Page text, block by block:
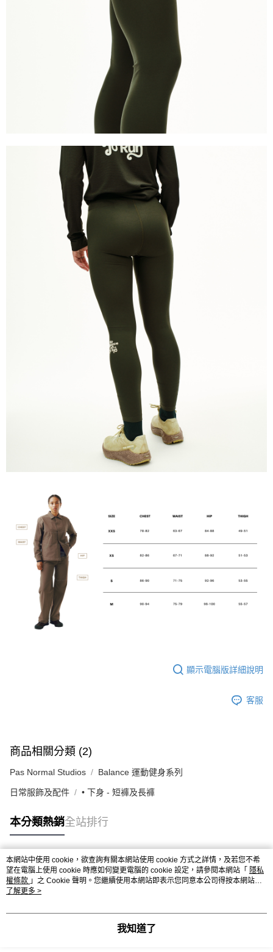
顯示電腦版詳細說明
客服
商品相關分類 (2)
Pas Normal Studios Balance 運動健身系列
日常服飾及配件 • 下身 - 短褲及長褲
本分類熱銷全站排行
熱門標籤
本網站中使用 cookie，欲查詢有關本網站使用 cookie 方式之詳情，及若您不希
望在電腦上使用 cookie 時應如何變更電腦的 cookie 設定，請參閱本網站「 隱私
權條款 」之 Cookie 聲明。您繼續使用本網站即表示您同意本公司得按本網站使
用條款之 Cookie 聲明使用 cookie。
了解更多 >
我知道了